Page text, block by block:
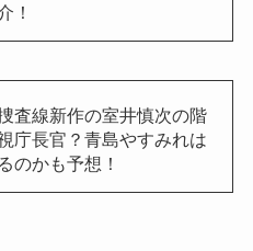
！
査線新作の室井慎次の階
庁長官？青島やすみれは
のかも予想！